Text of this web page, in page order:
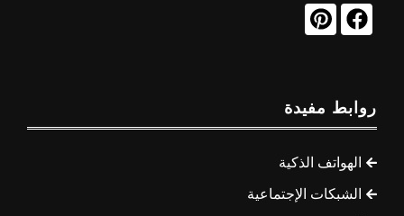
روابط مفيدة
الهواتف الذكية
الشبكات الإجتماعية